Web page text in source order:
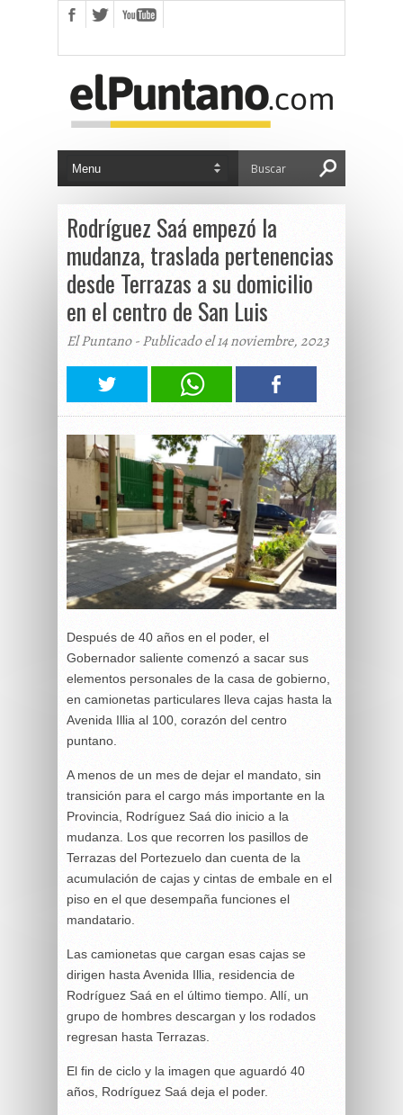
Rodríguez Saá empezó la
mudanza, traslada pertenencias
desde Terrazas a su domicilio
en el centro de San Luis
El Puntano - Publicado el 14 noviembre, 2023
Después de 40 años en el poder, el
Gobernador saliente comenzó a sacar sus
elementos personales de la casa de gobierno,
en camionetas particulares lleva cajas hasta la
Avenida Illia al 100, corazón del centro
puntano.
A menos de un mes de dejar el mandato, sin
transición para el cargo más importante en la
Provincia, Rodríguez Saá dio inicio a la
mudanza. Los que recorren los pasillos de
Terrazas del Portezuelo dan cuenta de la
acumulación de cajas y cintas de embale en el
piso en el que desempaña funciones el
mandatario.
Las camionetas que cargan esas cajas se
dirigen hasta Avenida Illia, residencia de
Rodríguez Saá en el último tiempo. Allí, un
grupo de hombres descargan y los rodados
regresan hasta Terrazas.
El fin de ciclo y la imagen que aguardó 40
años, Rodríguez Saá deja el poder.